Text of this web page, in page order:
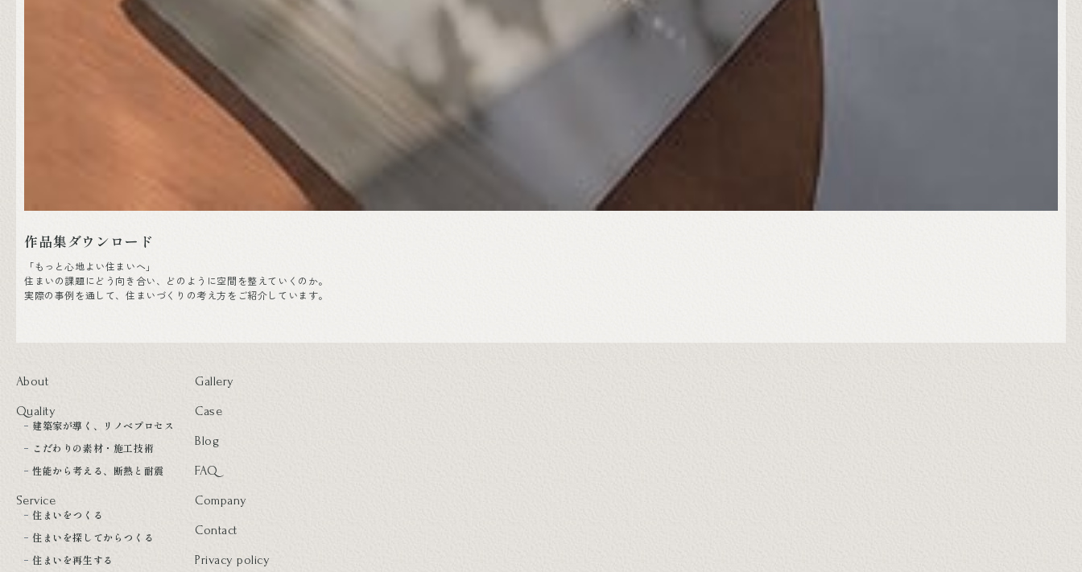
作品集ダウンロード
「もっと心地よい住まいへ」
住まいの課題にどう向き合い、どのように空間を整えていくのか。
実際の事例を通して、住まいづくりの考え方をご紹介しています。
About
Quality
建築家が導く、リノベプロセス
こだわりの素材・施工技術
性能から考える、断熱と耐震
Service
住まいをつくる
住まいを探してからつくる
住まいを再生する
Gallery
Case
Blog
FAQ
Company
Contact
Privacy policy